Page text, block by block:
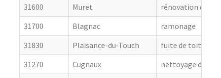
31600
Muret
rénovation de
31700
Blagnac
ramonage
31830
Plaisance-du-Touch
fuite de toiture
31270
Cugnaux
nettoyage de